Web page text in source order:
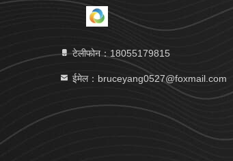
टेलीफोन：18055179815
ईमेल：bruceyang0527@foxmail.com